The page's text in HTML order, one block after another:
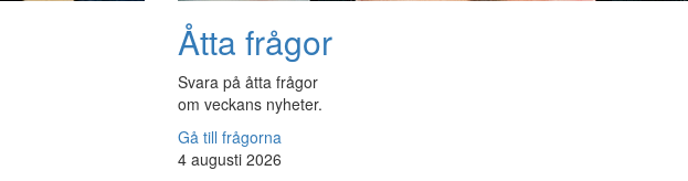
Åtta frågor
Svara på åtta frågor
om veckans nyheter.
Gå till frågorna
4 augusti 2026